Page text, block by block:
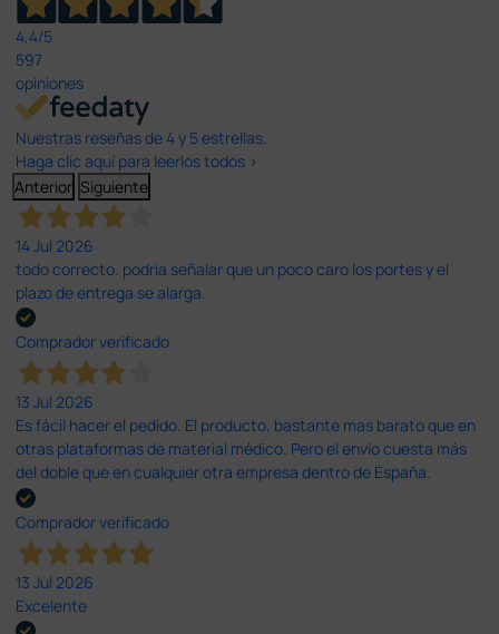
4,4/5
597
opiniones
Nuestras reseñas de 4 y 5 estrellas.
Haga clic aquí para leerlos todos >
Anterior Siguiente
14 Jul 2026
todo correcto. podria señalar que un poco caro los portes y el
plazo de entrega se alarga.
Comprador verificado
13 Jul 2026
Es fácil hacer el pedido. El producto, bastante mas barato que en
otras plataformas de material médico. Pero el envío cuesta más
del doble que en cualquier otra empresa dentro de España.
Comprador verificado
13 Jul 2026
Excelente